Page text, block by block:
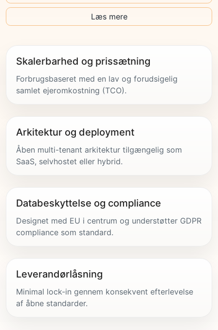
Læs mere
Skalerbarhed og prissætning
Forbrugsbaseret med en lav og forudsigelig
samlet ejeromkostning (TCO).
Arkitektur og deployment
Åben multi-tenant arkitektur tilgængelig som
SaaS, selvhostet eller hybrid.
Databeskyttelse og compliance
Designet med EU i centrum og understøtter GDPR
compliance som standard.
Leverandørlåsning
Minimal lock-in gennem konsekvent efterlevelse
af åbne standarder.